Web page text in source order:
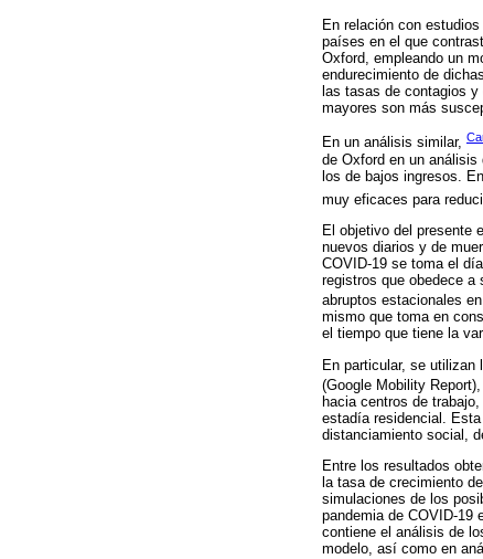
En relación con
países en el que
Oxford, empleando un
endurecimiento de
las tasas de contagios
mayores son más
En un análisis similar,
de Oxford en un
los de bajos ingresos.
muy eficaces para
El objetivo del presente
nuevos diarios y de
COVID-19 se toma el
registros que obedece
abruptos estacionales
mismo que toma en
el tiempo que tiene la
En particular, se utilizan
(Google Mobility
hacia centros de
estadía residencial.
distanciamiento social,
Entre los resultados
la tasa de crecimiento
simulaciones de los
pandemia de COVID-19
contiene el análisis de
modelo, así como en